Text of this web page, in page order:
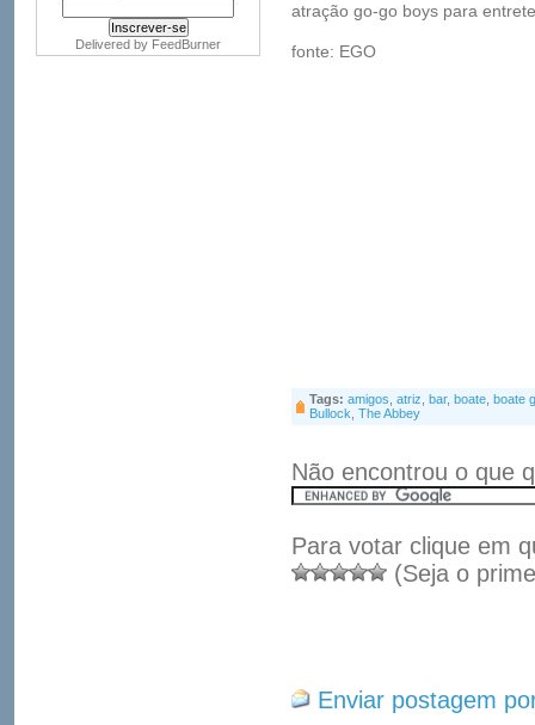
Delivered by FeedBurner
atração go-go boys para
fonte: EGO
Tags: amigos atriz bar, boate boate
Bullock The Abbey
Não encontrou o que
Para votar clique em
(Seja o
Enviar postagem